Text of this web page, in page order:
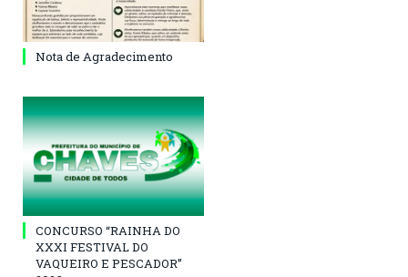
Nota de Agradecimento
CONCURSO “RAINHA DO
XXXI FESTIVAL DO
VAQUEIRO E PESCADOR”